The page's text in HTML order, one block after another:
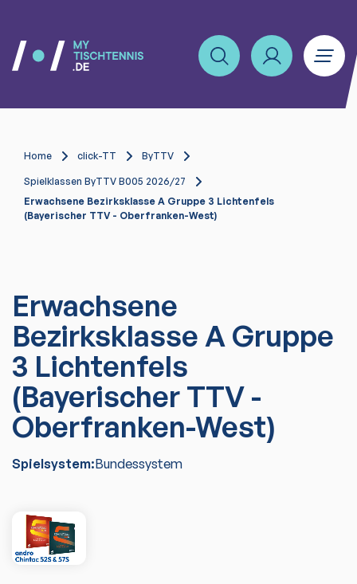
Home click-TT ByTTV
Spielklassen ByTTV B005 2026/27
Erwachsene Bezirksklasse A Gruppe 3 Lichtenfels
(Bayerischer TTV - Oberfranken-West)
Erwachsene
Bezirksklasse A Gruppe
3 Lichtenfels
(Bayerischer TTV -
Oberfranken-West)
Spielsystem:Bundessystem